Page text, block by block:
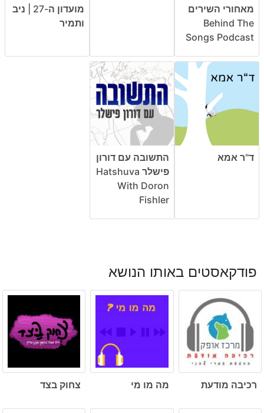
מאחורי השירים
Behind The
Songs Podcast
מועדון ה-27 | ניב
ותמיר
ד"ר אמא
התשובה עם דורון
פישלר Hatshuva
With Doron
Fishler
פודקאסטים באותו הנושא
רכיבה מודעת מה מו מי צחוק בצד